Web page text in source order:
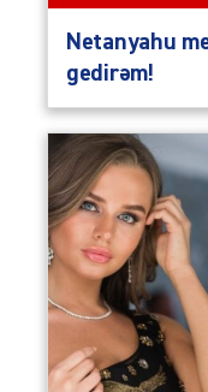
Netanyahu
gedirəm!